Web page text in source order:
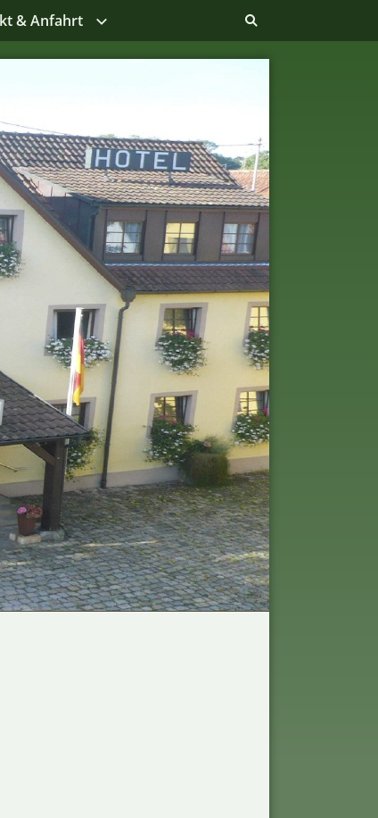
& Anfahrt